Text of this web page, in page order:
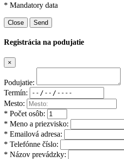
* Mandatory data
Close Send
Registrácia na podujatie
×
Podujatie:
Termín:
Mesto:
* Počet osôb:
* Meno a priezvisko:
* Emailová adresa:
* Telefónne číslo:
* Názov prevádzky: